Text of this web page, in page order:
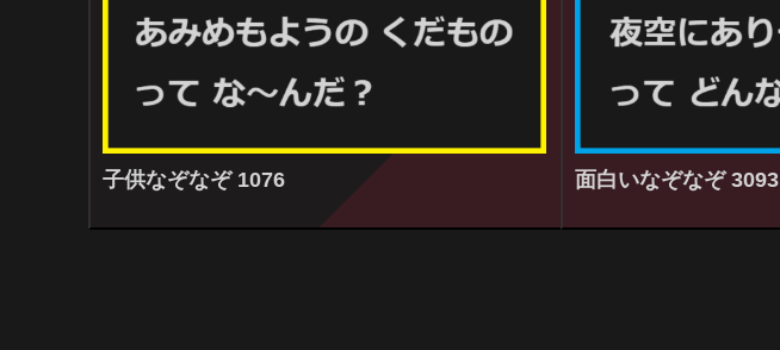
子供なぞなぞ 1076 面白いなぞなぞ 3093